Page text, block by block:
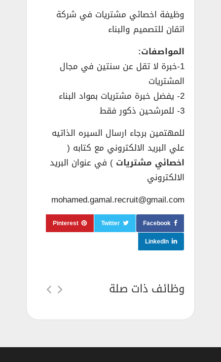
وظيفة اخصائي مشتريات في شركة
اتقان للتصميم والبناء
المواصفات:
1-خبرة لا تقل عن سنتين في مجال
المشتريات
2- يفضل خبرة مشتريات بمواد البناء
3- للمرشحين ذكور فقط
للمهتمين برجاء ارسال السيره الذاتيه
علي البريد الالكتروني مع كتابه (
اخصائي مشتريات ) في عنوان البريد
الالكتروني
mohamed.gamal.recruit@gmail.com
Facebook
Twitter
Pinterest
LinkedIn
وظائف ذات صلة